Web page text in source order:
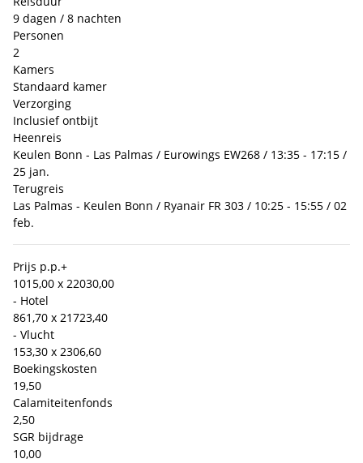
9 dagen / 8 nachten
Personen
2
Kamers
Standaard kamer
Verzorging
Inclusief ontbijt
Heenreis
Keulen Bonn - Las Palmas / Eurowings EW268 / 13:35 - 17:15 /
25 jan.
Terugreis
Las Palmas - Keulen Bonn / Ryanair FR 303 / 10:25 - 15:55 / 02
feb.
Prijs p.p.+
1015,00 x 22030,00
- Hotel
861,70 x 21723,40
- Vlucht
153,30 x 2306,60
Boekingskosten
19,50
Calamiteitenfonds
2,50
SGR bijdrage
10,00